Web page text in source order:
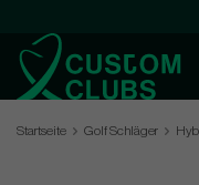
Startseite Golf Schläger